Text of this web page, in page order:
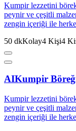
Kumpir lezzetini
peynir ve çeşitli
zengin içeriği ile
50 dkKolay4 Kişi4
AIKumpir
Kumpir lezzetini
peynir ve çeşitli
zengin içeriği ile